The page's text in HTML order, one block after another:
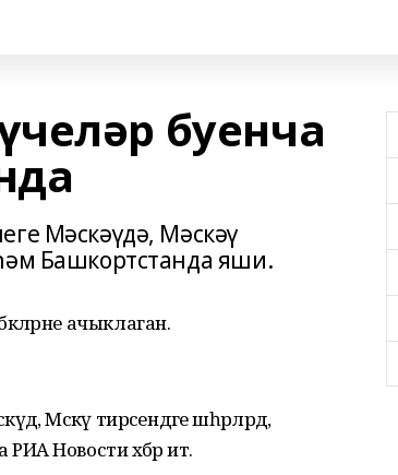
буенча
Мәскәүдә, Мәскәү
Башкортстанда яши.
ачыклаган.
тирәсендәге шәһәрләрдә,
Новости хәбәр итә.